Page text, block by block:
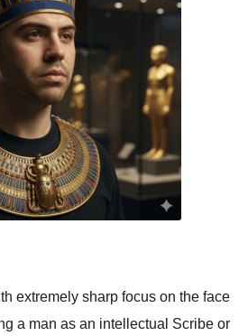
extremely sharp focus on the face
a man as an intellectual Scribe or